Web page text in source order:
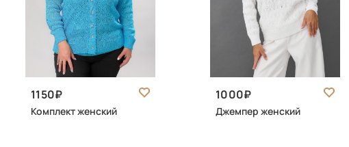
1150
Комплект женский
1000
Джемпер женский